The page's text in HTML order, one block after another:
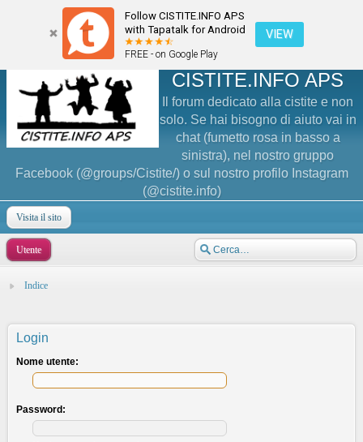
Follow CISTITE.INFO APS
with Tapatalk for Android
FREE - on Google Play
VIEW
CISTITE.INFO APS
Il forum dedicato alla cistite e non
solo. Se hai bisogno di aiuto vai in
chat (fumetto rosa in basso a
sinistra), nel nostro gruppo
Facebook (@groups/Cistite/) o sul nostro profilo Instagram
(@cistite.info)
Visita il sito
Utente
Indice
Login
Nome utente:
Password: